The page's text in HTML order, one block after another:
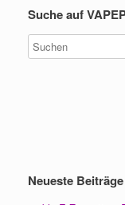
Suche auf
Neueste Beiträge